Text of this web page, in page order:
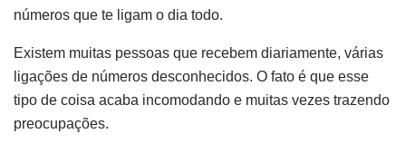
números que te ligam o dia todo.
Existem muitas pessoas que recebem diariamente, várias
ligações de números desconhecidos. O fato é que esse
tipo de coisa acaba incomodando e muitas vezes trazendo
preocupações.